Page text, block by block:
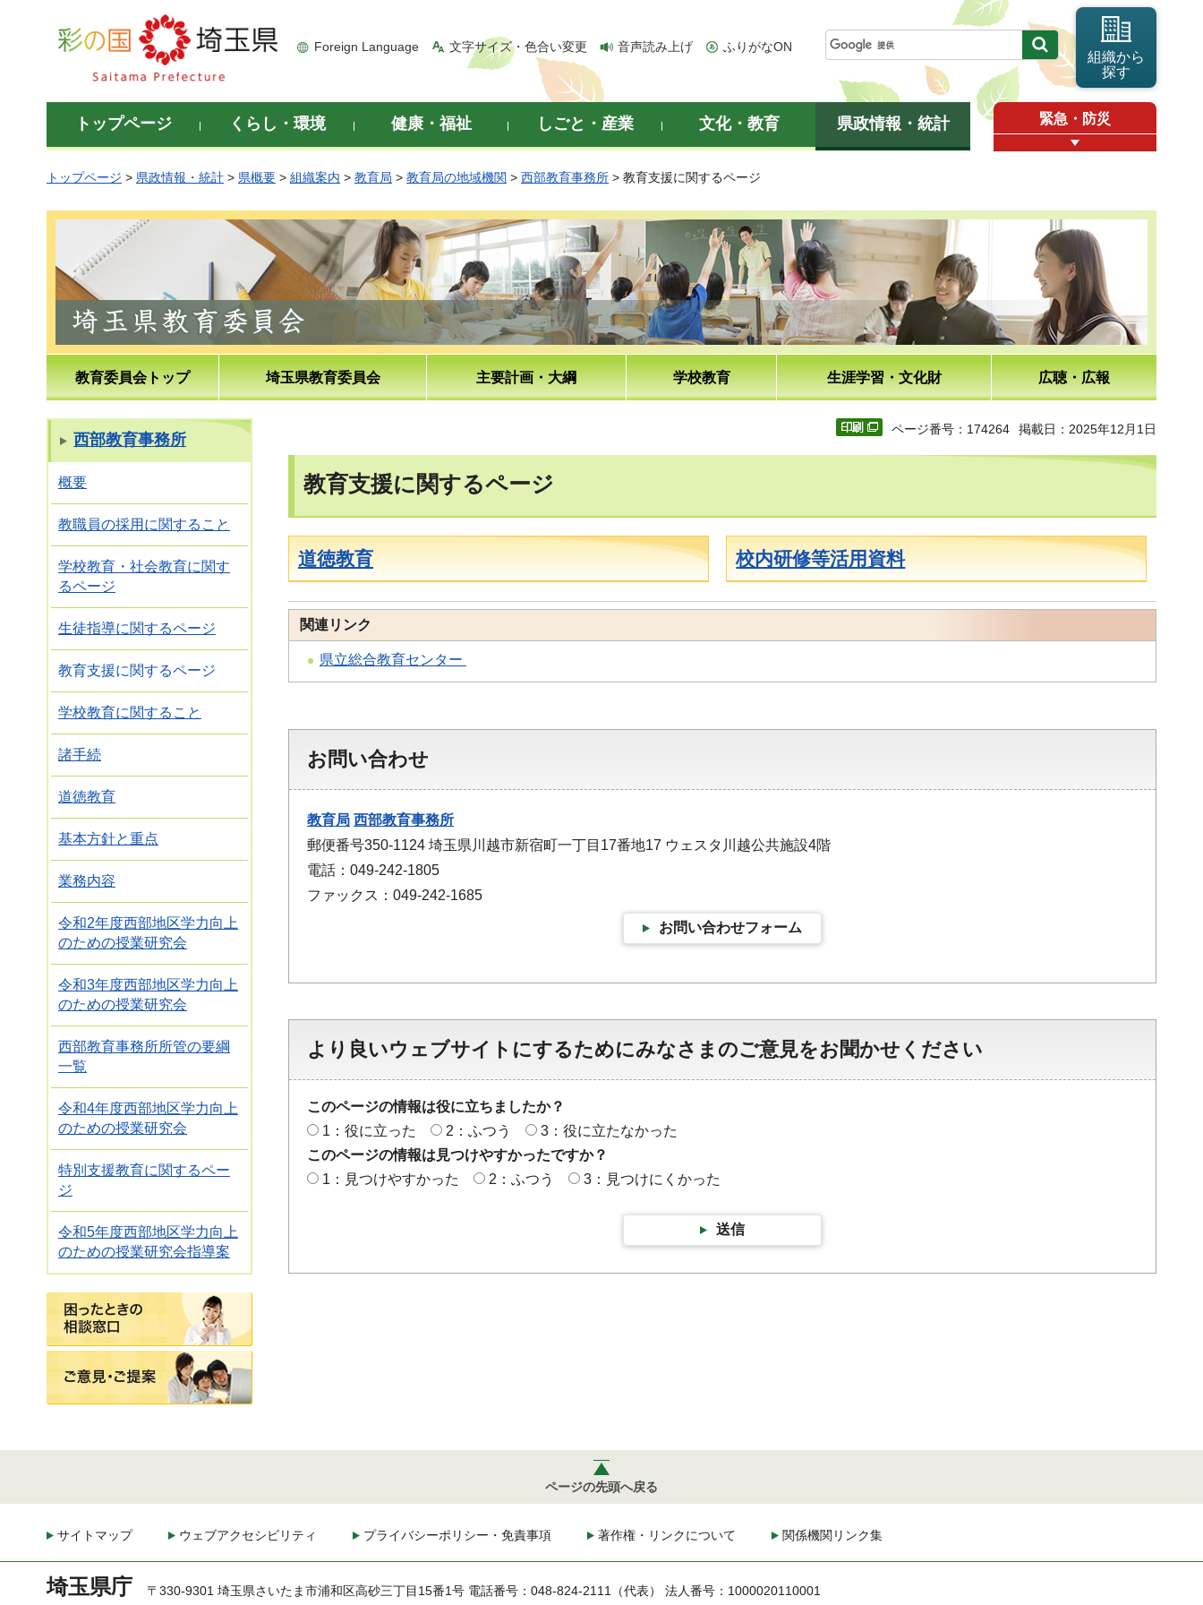
彩の国 埼玉県
Foreign Language 文字サイズ・色合い変更 音声読み上げ ふりがなON
組織から
探す
トップページ くらし・環境 健康・福祉 しごと・産業 文化・教育 県政情報・統計 緊急・防災
トップページ > 県政情報・統計 > 県概要 > 組織案内 > 教育局 > 教育局の地域機関 > 西部教育事務所 > 教育支援に関するページ
教育委員会トップ 埼玉県教育委員会 主要計画・大綱 学校教育 生涯学習・文化財 広聴・広報
西部教育事務所
概要
教職員の採用に関すること
学校教育・社会教育に関す
るページ
生徒指導に関するページ
教育支援に関するページ
学校教育に関すること
諸手続
道徳教育
基本方針と重点
業務内容
令和2年度西部地区学力向上
のための授業研究会
令和3年度西部地区学力向上
のための授業研究会
西部教育事務所所管の要綱
一覧
令和4年度西部地区学力向上
のための授業研究会
特別支援教育に関するペー
ジ
令和5年度西部地区学力向上
のための授業研究会指導案
困ったときの相談窓口
ページ番号：174264 掲載日：2025年12月1日
教育支援に関するページ
道徳教育 校内研修等活用資料
関連リンク
県立総合教育センター
お問い合わせ
教育局 西部教育事務所
郵便番号350-1124 埼玉県川越市新宿町一丁目17番地17 ウェスタ川越公共施設4階
電話：049-242-1805
ファックス：049-242-1685
お問い合わせフォーム
より良いウェブサイトにするためにみなさまのご意見をお聞かせください
このページの情報は役に立ちましたか？
1：役に立った
2：ふつう
3：役に立たなかった
このページの情報は見つけやすかったですか？
1：見つけやすかった
2：ふつう 3：見つけにくかった
送信
ページの先頭へ戻る
サイトマップ ウェブアクセシビリティ プライバシーポリシー・免責事項 著作権・リンクについて 関係機関リンク集
埼玉県庁 〒330-9301 埼玉県さいたま市浦和区高砂三丁目15番1号 電話番号：048-824-2111（代表） 法人番号：1000020110001